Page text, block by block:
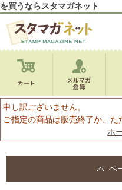
を買うならスタマガネット
申し訳ございません。
ご指定の商品は販売終了か、た
ホ
ペ